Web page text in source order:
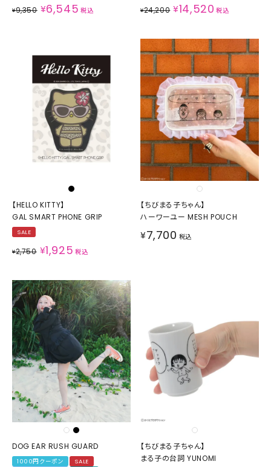
¥9,350 ¥6,545 税込 ¥24,200 ¥14,520 税込
【HELLO KITTY】
GAL SMART PHONE GRIP
SALE
¥2,750 ¥1,925 税込
【ちびまる子ちゃん】
ハーワーユー MESH POUCH
¥7,700 税込
DOG EAR RUSH GUARD
1000円クーポン
SALE
【ちびまる子ちゃん】
まる子の台詞 YUNOMI